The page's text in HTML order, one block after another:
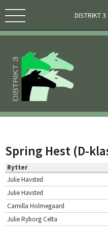
DISTRIKT 3
Spring Hest (D-
Rytter
Julie Havsted
Julie Havsted
Camilla Holmegaard
Julie Ryborg Celta